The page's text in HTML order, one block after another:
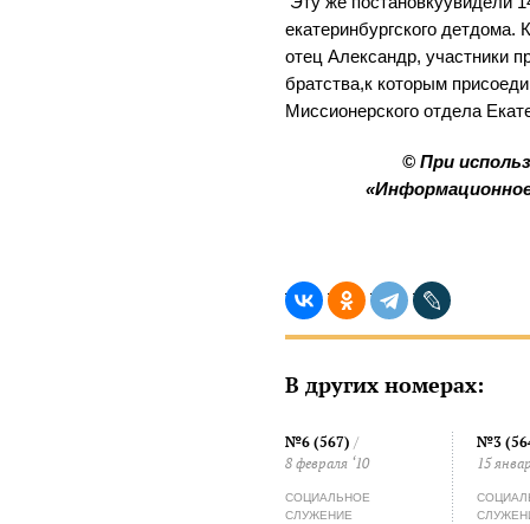
екатеринбургского
отец Александр, участники
братства,к которым
Миссионерского отдела
© При
В других номерах:
№6 (567) /
8 февраля ‘10
СОЦИАЛЬНОЕ
СЛУЖЕНИЕ
№3
15